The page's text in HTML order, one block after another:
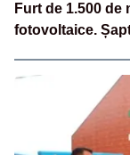
Furt de 1.500
fotovoltaice.